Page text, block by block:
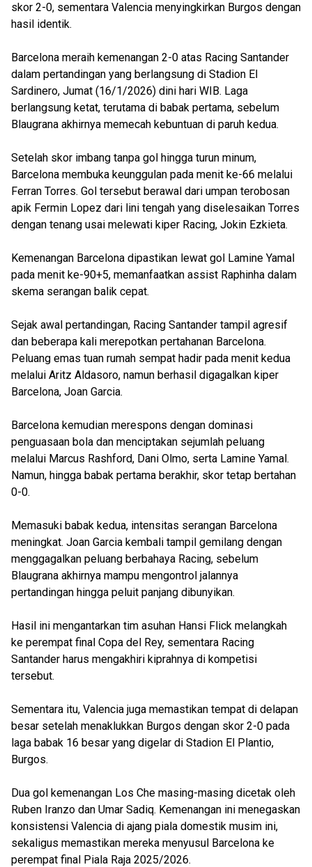
skor 2-0, sementara Valencia menyingkirkan Burgos dengan
hasil identik.
Barcelona meraih kemenangan 2-0 atas Racing Santander
dalam pertandingan yang berlangsung di Stadion El
Sardinero, Jumat (16/1/2026) dini hari WIB. Laga
berlangsung ketat, terutama di babak pertama, sebelum
Blaugrana akhirnya memecah kebuntuan di paruh kedua.
Setelah skor imbang tanpa gol hingga turun minum,
Barcelona membuka keunggulan pada menit ke-66 melalui
Ferran Torres. Gol tersebut berawal dari umpan terobosan
apik Fermin Lopez dari lini tengah yang diselesaikan Torres
dengan tenang usai melewati kiper Racing, Jokin Ezkieta.
Kemenangan Barcelona dipastikan lewat gol Lamine Yamal
pada menit ke-90+5, memanfaatkan assist Raphinha dalam
skema serangan balik cepat.
Sejak awal pertandingan, Racing Santander tampil agresif
dan beberapa kali merepotkan pertahanan Barcelona.
Peluang emas tuan rumah sempat hadir pada menit kedua
melalui Aritz Aldasoro, namun berhasil digagalkan kiper
Barcelona, Joan Garcia.
Barcelona kemudian merespons dengan dominasi
penguasaan bola dan menciptakan sejumlah peluang
melalui Marcus Rashford, Dani Olmo, serta Lamine Yamal.
Namun, hingga babak pertama berakhir, skor tetap bertahan
0-0.
Memasuki babak kedua, intensitas serangan Barcelona
meningkat. Joan Garcia kembali tampil gemilang dengan
menggagalkan peluang berbahaya Racing, sebelum
Blaugrana akhirnya mampu mengontrol jalannya
pertandingan hingga peluit panjang dibunyikan.
Hasil ini mengantarkan tim asuhan Hansi Flick melangkah
ke perempat final Copa del Rey, sementara Racing
Santander harus mengakhiri kiprahnya di kompetisi
tersebut.
Sementara itu, Valencia juga memastikan tempat di delapan
besar setelah menaklukkan Burgos dengan skor 2-0 pada
laga babak 16 besar yang digelar di Stadion El Plantio,
Burgos.
Dua gol kemenangan Los Che masing-masing dicetak oleh
Ruben Iranzo dan Umar Sadiq. Kemenangan ini menegaskan
konsistensi Valencia di ajang piala domestik musim ini,
sekaligus memastikan mereka menyusul Barcelona ke
perempat final Piala Raja 2025/2026.